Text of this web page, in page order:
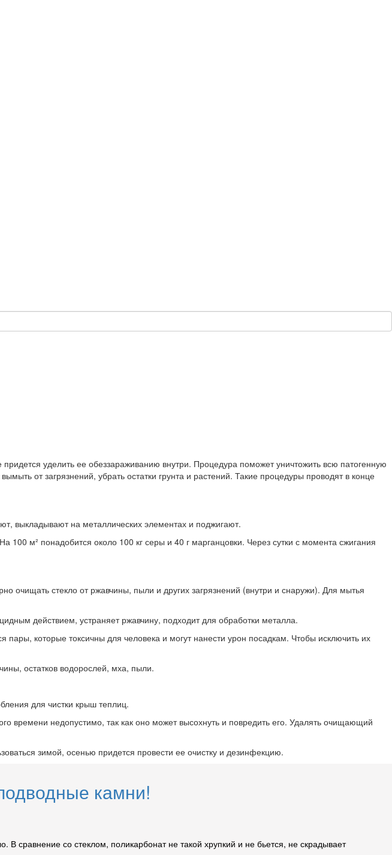
уделить ее обеззараживанию внутри. Процедура поможет уничтожить всю патогенную
от загрязнений, убрать остатки грунта и растений. Такие процедуры проводят в конце
выкладывают на металлических элементах и поджигают.
м² понадобится около 100 кг серы и 40 г марганцовки. Через сутки с момента сжигания
очищать стекло от ржавчины, пыли и других загрязнений (внутри и снаружи). Для мытья
действием, устраняет ржавчину, подходит для обработки металла.
которые токсичны для человека и могут нанести урон посадкам. Чтобы исключить их
остатков водорослей, мха, пыли.
для чистки крыш теплиц.
времени недопустимо, так как оно может высохнуть и повредить его. Удалять очищающий
зимой, осенью придется провести ее очистку и дезинфекцию.
камни!
сравнение со стеклом, поликарбонат не такой хрупкий и не бьется, не скрадывает